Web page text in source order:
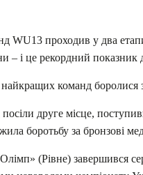
WU13 проходив у два
– і це рекордний показник
команд боролися
посіли друге місце,
боротьбу за бронзові
(Рівне) завершився